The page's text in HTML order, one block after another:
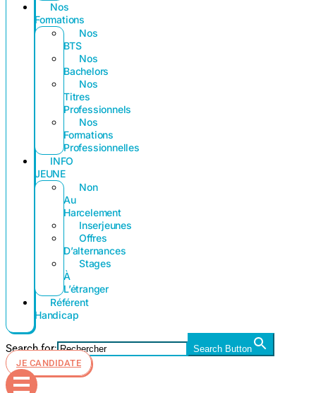
Nos
Formations
Nos
BTS
Nos
Bachelors
Nos
Titres
Professionnels
Nos
Formations
Professionnelles
INFO
JEUNE
Non
Au
Harcelement
Inserjeunes
Offres
D’alternances
Stages
À
L’étranger
Référent
Handicap
Search for:
Search Button
JE CANDIDATE